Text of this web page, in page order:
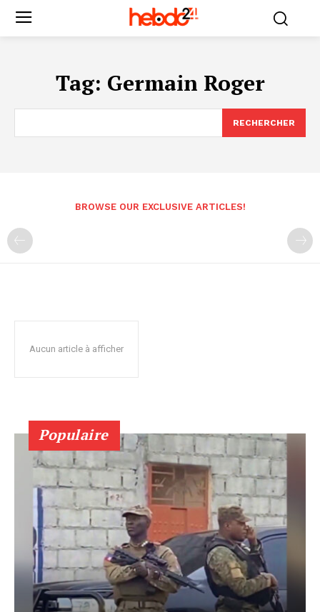
Tag: Germain Roger
RECHERCHER
BROWSE OUR EXCLUSIVE ARTICLES!
Aucun article à afficher
Populaire